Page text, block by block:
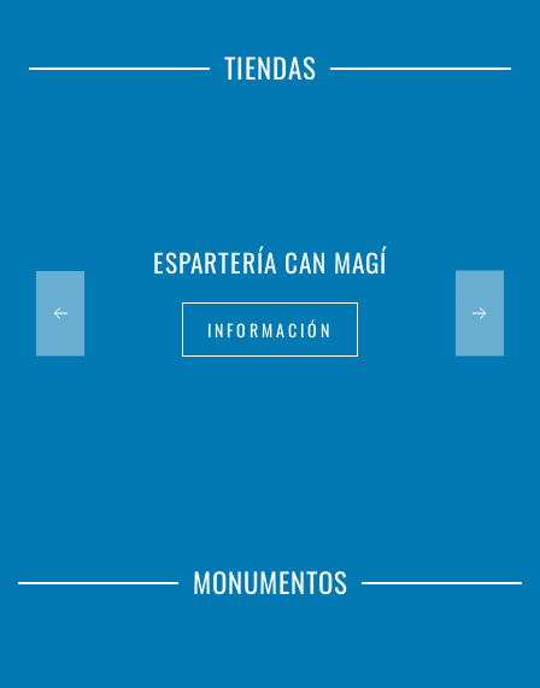
TIENDAS
ESPARTERÍA CAN MAGÍ
INFORMACIÓN
MONUMENTOS